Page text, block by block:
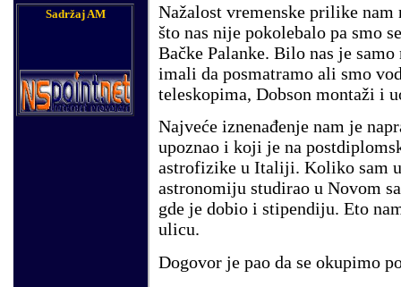
Sadržaj AM
Nažalost vremenske prilike
što nas nije pokolebalo pa smo
Bačke Palanke. Bilo nas je
imali da posmatramo ali smo
teleskopima, Dobson montaži i
Najveće iznenađenje nam je
upoznao i koji je na
astrofizike u Italiji. Koliko sam
astronomiju studirao u Novom
gde je dobio i stipendiju. Eto
ulicu.
Dogovor je pao da se okupimo